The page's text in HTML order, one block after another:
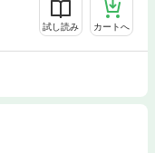
試し読み カートへ